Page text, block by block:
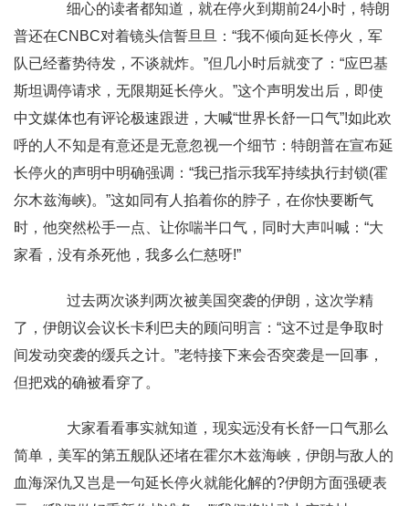
细心的读者都知道，就在停火到期前24小时，特朗
普还在CNBC对着镜头信誓旦旦：“我不倾向延长停火，军
队已经蓄势待发，不谈就炸。”但几小时后就变了：“应巴基
斯坦调停请求，无限期延长停火。”这个声明发出后，即使
中文媒体也有评论极速跟进，大喊“世界长舒一口气”!如此欢
呼的人不知是有意还是无意忽视一个细节：特朗普在宣布延
长停火的声明中明确强调：“我已指示我军持续执行封锁(霍
尔木兹海峡)。”这如同有人掐着你的脖子，在你快要断气
时，他突然松手一点、让你喘半口气，同时大声叫喊：“大
家看，没有杀死他，我多么仁慈呀!”
过去两次谈判两次被美国突袭的伊朗，这次学精
了，伊朗议会议长卡利巴夫的顾问明言：“这不过是争取时
间发动突袭的缓兵之计。”老特接下来会否突袭是一回事，
但把戏的确被看穿了。
大家看看事实就知道，现实远没有长舒一口气那么
简单，美军的第五舰队还堵在霍尔木兹海峡，伊朗与敌人的
血海深仇又岂是一句延长停火就能化解的?伊朗方面强硬表